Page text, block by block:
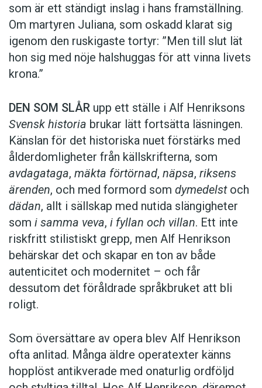
som är ett ständigt inslag i hans framställning.
Om martyren Juliana, som oskadd klarat sig
igenom den ruskigaste tortyr: ”Men till slut lät
hon sig med nöje halshuggas för att vinna livets
krona.”
DEN SOM SLÅR upp ett ställe i Alf Henriksons
Svensk historia brukar lätt fortsätta läsningen.
Känslan för det historiska nuet förstärks med
ålderdomligheter från källskrifterna, som
avdagataga, mäkta förtörnad, näpsa, riksens
ärenden, och med formord som dymedelst och
dädan, allt i sällskap med nutida slängigheter
som i samma veva, i fyllan och villan. Ett inte
riskfritt stilistiskt grepp, men Alf Henrikson
behärskar det och skapar en ton av både
autenticitet och modernitet – och får
dessutom det föråldrade språkbruket att bli
roligt.
Som översättare av opera blev Alf Henrikson
ofta anlitad. Många äldre operatexter känns
hopplöst antikverade med onaturlig ordföljd